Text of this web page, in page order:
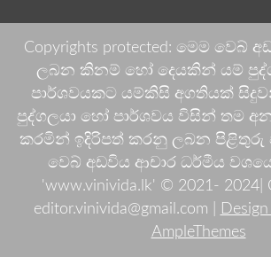
Copyrights protected: මෙම වෙබ්
ලබන කිනම් හෝ දෙයකින් යම්
පාර්ශවයකට යම්කිසි අගතියක්
පුද්ගලයා හෝ පාර්ශවය විසින් තම
කරමින් ඉදිරිපත් කරනු ලබන පිළිතුරු
වෙබ් අඩවිය ආචාර ධර්මීය
'www.vinivida.lk' © 2021- 2024|
editor.vinivida@gmail.com |
AmpleThemes